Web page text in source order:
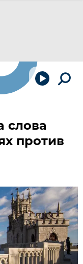
слова
против